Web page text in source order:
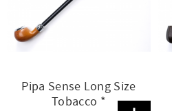
Pipa Sense Long Size
Tobacco *